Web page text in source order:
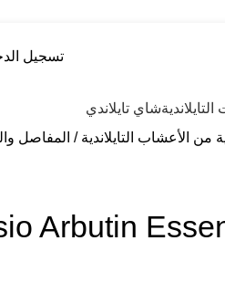
تسجيل
شاي تايلاندي
من الأعشاب التايلاندية المفاصل
Arbutin